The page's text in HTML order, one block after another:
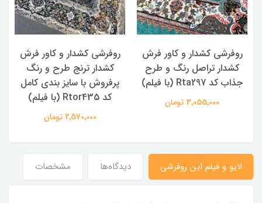
روفرشی کشدار و کاور فرش
کشدار تراصل رنگ و طرح
جذاب کد Rta297 (با فیلم)
3,055,000 تومان
روفرشی کشدار و کاور فرش
کشدار ترنج طرح و رنگ
پرفروش با سایز بندی کامل
کد Rtor435 (با فیلم)
2,570,000 تومان
لایو و فیلم این روفرشی دیدگاه‌ها مشخصات